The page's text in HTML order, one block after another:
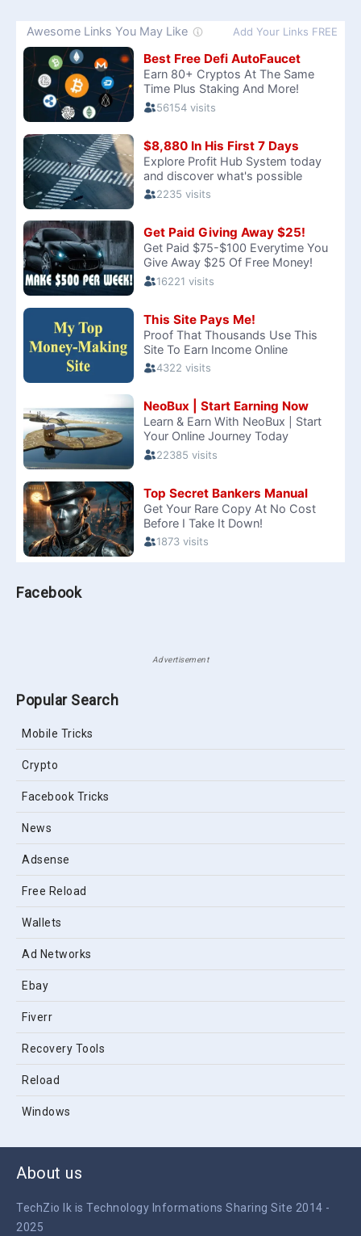
Facebook
Advertisement
Popular Search
Mobile Tricks
Crypto
Facebook Tricks
News
Adsense
Free Reload
Wallets
Ad Networks
Ebay
Fiverr
Recovery Tools
Reload
Windows
About us
TechZio lk is Technology Informations Sharing Site 2014 -
2025